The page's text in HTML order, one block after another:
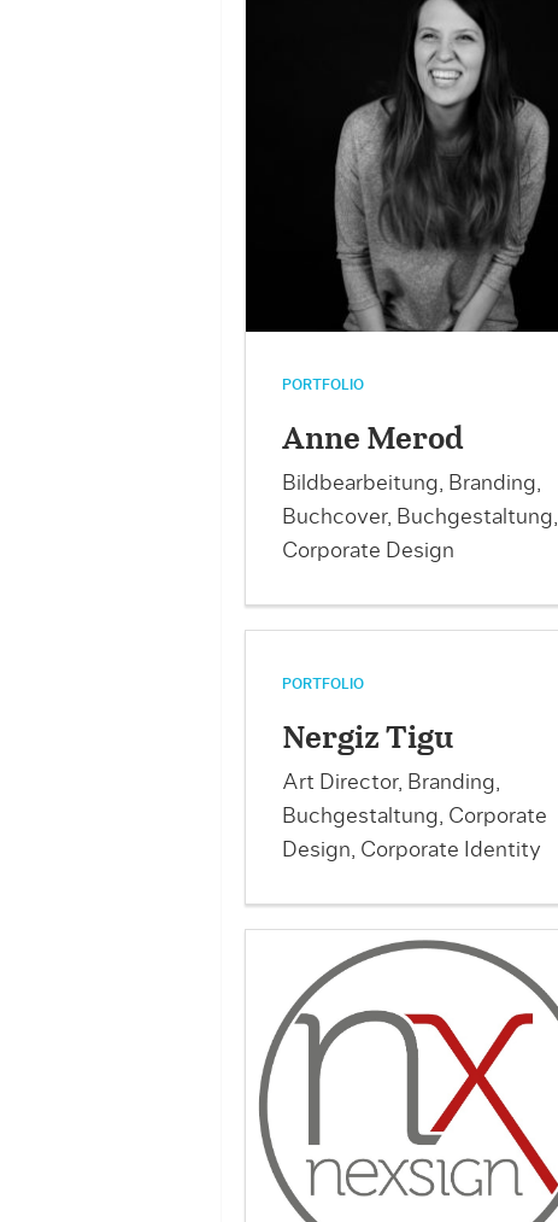
PORTFOLIO
Anne Merod
Bildbearbeitung, Branding,
Buchcover, Buchgestaltung,
Corporate Design
PORTFOLIO
Nergiz Tigu
Art Director, Branding,
Buchgestaltung, Corporate
Design, Corporate Identity